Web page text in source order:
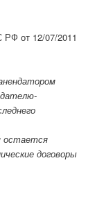
РФ от 12/07/2011
остается
договоры